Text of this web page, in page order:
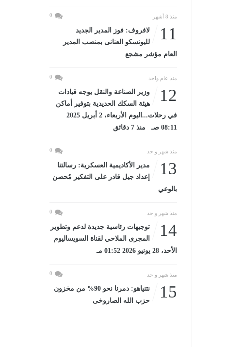
منذ 8 أشهر 0
11
لافروف: فوز المدير الجديد
لليونسكو العنانى بمنصب المدير
العام مؤشر مشجع
منذ عام واحد 0
12
وزير الصناعة والنقل يوجه قيادات
هيئة السكك الحديدية بتوفير أماكن
في رحلات...اليوم الأربعاء، 2 أبريل 2025
08:11 صـ منذ 7 دقائق
منذ شهر واحد 0
13
مدير الأكاديمية العسكرية: رسالتنا
إعداد جيل قادر على التفكير مُحصن
بالوعي
منذ شهر واحد 0
14
توجيهات رئاسية جديدة لدعم وتطوير
المجرى الملاحي لقناة السويساليوم
الأحد، 28 يونيو 2026 01:52 مـ
منذ شهر واحد 0
15
نتنياهو: دمرنا نحو 90% من مخزون
حزب الله الصاروخى